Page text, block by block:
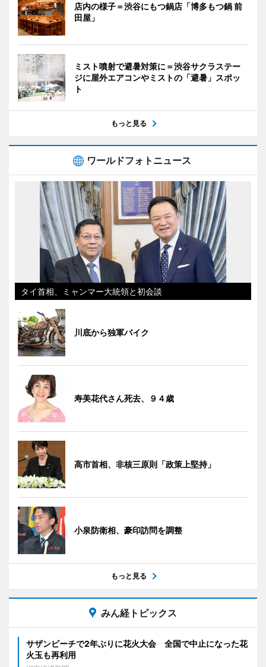
店内の様子＝渋谷にもつ鍋店「博多もつ鍋 前
田屋」
ミスト噴射で避暑対策に＝渋谷サクラステー
ジに屋外エアコンやミストの「避暑」スポッ
ト
もっと見る
ワールドフォトニュース
タイ首相、ミャンマー大統領と初会談
川底から独軍バイク
寿美花代さん死去、９４歳
高市首相、非核三原則「政策上堅持」
小泉防衛相、豪印訪問を調整
もっと見る
みん経トピックス
サザンビーチで2年ぶりに花火大会 全国で中止になった花
火玉も再利用